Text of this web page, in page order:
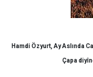
Hamdi Özyurt, Ay Aslında
Çapa